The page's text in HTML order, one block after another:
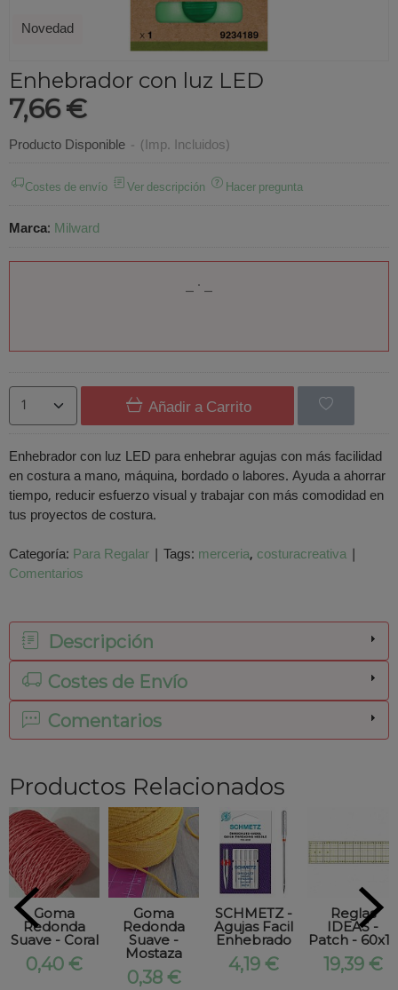
Novedad
Enhebrador con luz LED
7,66 €
Producto Disponible - (Imp. Incluidos)
Costes de envío Ver descripción Hacer pregunta
Marca: Milward
Añadir a Carrito
Enhebrador con luz LED para enhebrar agujas con más facilidad
en costura a mano, máquina, bordado o labores. Ayuda a ahorrar
tiempo, reducir esfuerzo visual y trabajar con más comodidad en
tus proyectos de costura.
Categoría: Para Regalar | Tags: merceria costuracreativa |
Comentarios
Descripción
Costes de Envío
Comentarios
Productos Relacionados
Goma
Redonda
Suave - Coral
0,40 €
Goma
Redonda
Suave -
Mostaza
0,38 €
SCHMETZ -
Agujas Facil
Enhebrado
4,19 €
Reglas
IDEAS -
Patch - 60x15
19,39 €